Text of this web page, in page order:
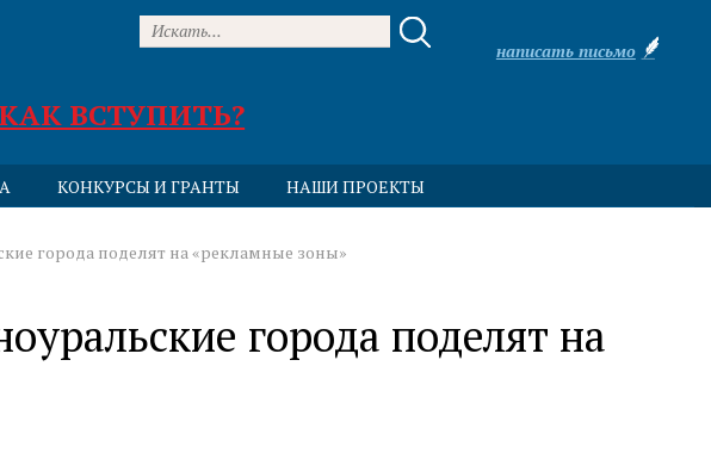
КАК ВСТУПИТЬ?
написать письмо
КОНКУРСЫ И ГРАНТЫ НАШИ ПРОЕКТЫ
города поделят на «рекламные зоны»
города поделят на